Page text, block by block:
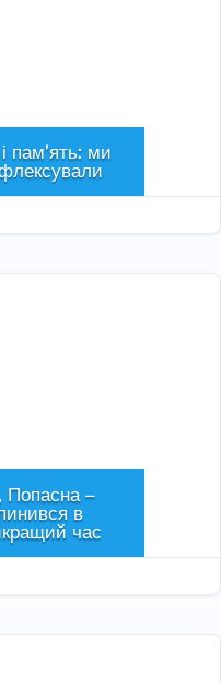
пам’ять: ми
Попасна –
в
час